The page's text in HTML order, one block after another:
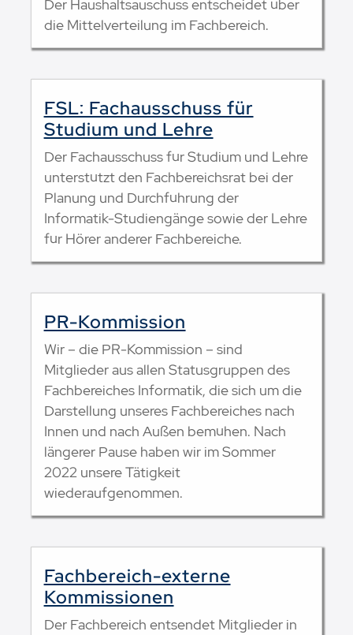
Der Haushaltsauschuss entscheidet über
die Mittelverteilung im Fachbereich.
FSL: Fachausschuss für
Studium und Lehre
Der Fachausschuss für Studium und Lehre
unterstützt den Fachbereichsrat bei der
Planung und Durchführung der
Informatik-Studiengänge sowie der Lehre
für Hörer anderer Fachbereiche.
PR-Kommission
Wir – die PR-Kommission – sind
Mitglieder aus allen Statusgruppen des
Fachbereiches Informatik, die sich um die
Darstellung unseres Fachbereiches nach
Innen und nach Außen bemühen. Nach
längerer Pause haben wir im Sommer
2022 unsere Tätigkeit
wiederaufgenommen.
Fachbereich-externe
Kommissionen
Der Fachbereich entsendet Mitglieder in